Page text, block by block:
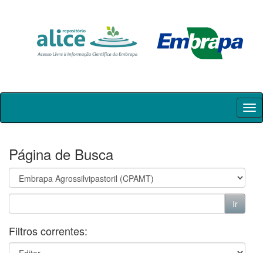
Skip
Página de Busca
Filtros correntes: